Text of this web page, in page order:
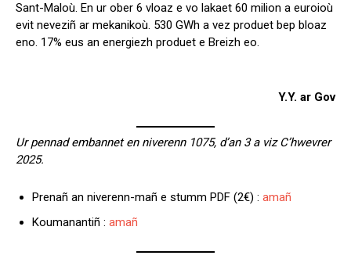
Sant-Maloù. En ur ober 6 vloaz e vo lakaet 60 milion a euroioù
evit neveziñ ar mekanikoù. 530 GWh a vez produet bep bloaz
eno. 17% eus an energiezh produet e Breizh eo.
Y.Y. ar Gov
Ur pennad embannet en niverenn 1075, d’an 3 a viz C’hwevrer
2025.
Prenañ an niverenn-mañ e stumm PDF (2€) : amañ
Koumanantiñ : amañ